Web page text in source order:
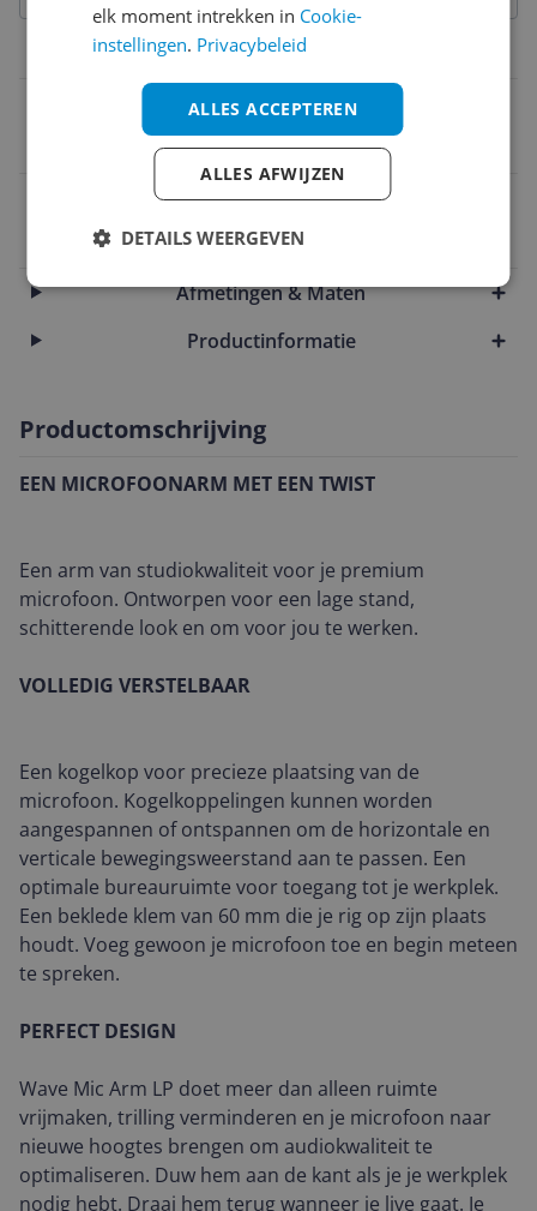
Overige kenmerken
Desk mount base
0840006640486
Afmetingen & Maten
Productinformatie
Productomschrijving
EEN MICROFOONARM MET EEN TWIST
Een arm van studiokwaliteit voor je premium
microfoon. Ontworpen voor een lage stand,
schitterende look en om voor jou te werken.
VOLLEDIG VERSTELBAAR
Een kogelkop voor precieze plaatsing van de
microfoon. Kogelkoppelingen kunnen worden
aangespannen of ontspannen om de horizontale en
verticale bewegingsweerstand aan te passen. Een
optimale bureauruimte voor toegang tot je werkplek.
Een beklede klem van 60 mm die je rig op zijn plaats
houdt. Voeg gewoon je microfoon toe en begin meteen
te spreken.
PERFECT DESIGN
Wave Mic Arm LP doet meer dan alleen ruimte
vrijmaken, trilling verminderen en je microfoon naar
nieuwe hoogtes brengen om audiokwaliteit te
optimaliseren. Duw hem aan de kant als je je werkplek
nodig hebt. Draai hem terug wanneer je live gaat. Je
elk moment intrekken in Cookie-
instellingen. Privacybeleid
ALLES ACCEPTEREN
ALLES AFWIJZEN
DETAILS WEERGEVEN